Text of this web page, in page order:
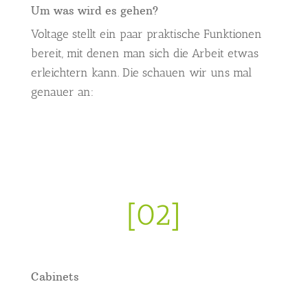
Um was wird es gehen?
Voltage stellt ein paar praktische Funktionen
bereit, mit denen man sich die Arbeit etwas
erleichtern kann. Die schauen wir uns mal
genauer an:
[02]
Cabinets